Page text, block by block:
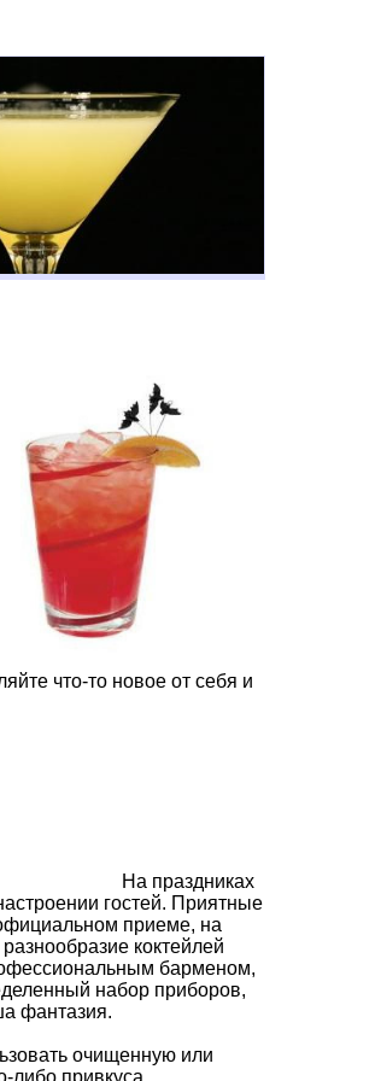
что-то новое от себя и
На праздниках
гостей. Приятные
приеме, на
коктейлей
барменом,
набор приборов,
фантазия.
очищенную или
привкуса.